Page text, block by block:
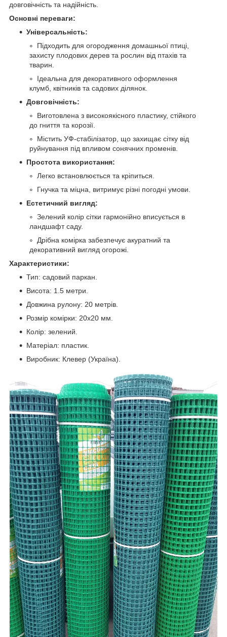
довговічність та надійність.
Основні переваги:
Універсальність:
Підходить для огородження домашньої птиці,
захисту плодових дерев та рослин від птахів та
тварин.
Ідеальна для декоративного оформлення
клумб, квітників та садових ділянок.
Довговічність:
Виготовлена з високоякісного пластику, стійкого
до гниття та корозії.
Містить УФ-стабілізатор, що захищає сітку від
руйнування під впливом сонячних променів.
Простота використання:
Легко встановлюється та кріпиться.
Гнучка та міцна, витримує різні погодні умови.
Естетичний вигляд:
Зелений колір сітки гармонійно вписується в
ландшафт саду.
Дрібна комірка забезпечує акуратний та
декоративний вигляд огорожі.
Характеристики:
Тип: садовий паркан.
Висота: 1.5 метри.
Довжина рулону: 20 метрів.
Розмір комірки: 20х20 мм.
Колір: зелений.
Матеріал: пластик.
Виробник: Клевер (Україна).